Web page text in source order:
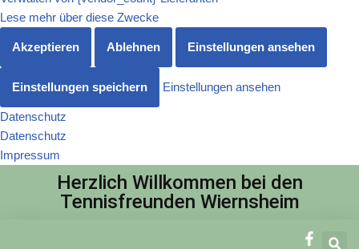
Lese mehr über diese Zwecke
Akzeptieren Ablehnen Einstellungen ansehen
Einstellungen speichern Einstellungen ansehen
Datenschutz
Datenschutz
Impressum
Herzlich Willkommen bei den
Tennisfreunden Wiernsheim